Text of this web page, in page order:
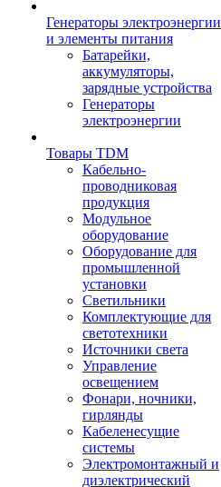
Генераторы электроэнергии
и элементы питания
Батарейки,
аккумуляторы,
зарядные устройства
Генераторы
электроэнергии
Товары TDM
Кабельно-
проводниковая
продукция
Модульное
оборудование
Оборудование для
промышленной
установки
Светильники
Комплектующие для
светотехники
Источники света
Управление
освещением
Фонари, ночники,
гирлянды
Кабеленесущие
системы
Электромонтажный и
диэлектрический